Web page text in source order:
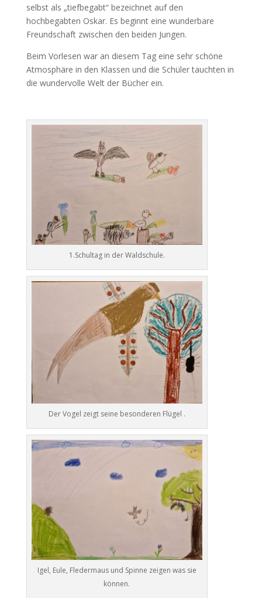
selbst als „tiefbegabt“ bezeichnet auf den
hochbegabten Oskar. Es beginnt eine wunderbare
Freundschaft zwischen den beiden Jungen.
Beim Vorlesen war an diesem Tag eine sehr schöne
Atmosphäre in den Klassen und die Schüler tauchten in
die wundervolle Welt der Bücher ein.
1.Schultag in der Waldschule.
Der Vogel zeigt seine besonderen Flügel .
Igel, Eule, Fledermaus und Spinne zeigen was sie
können.